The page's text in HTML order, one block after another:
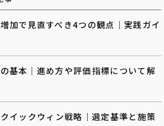
加で見直すべき4つの観点｜実践ガイ
基本｜進め方や評価指標について解
イックウィン戦略｜選定基準と施策